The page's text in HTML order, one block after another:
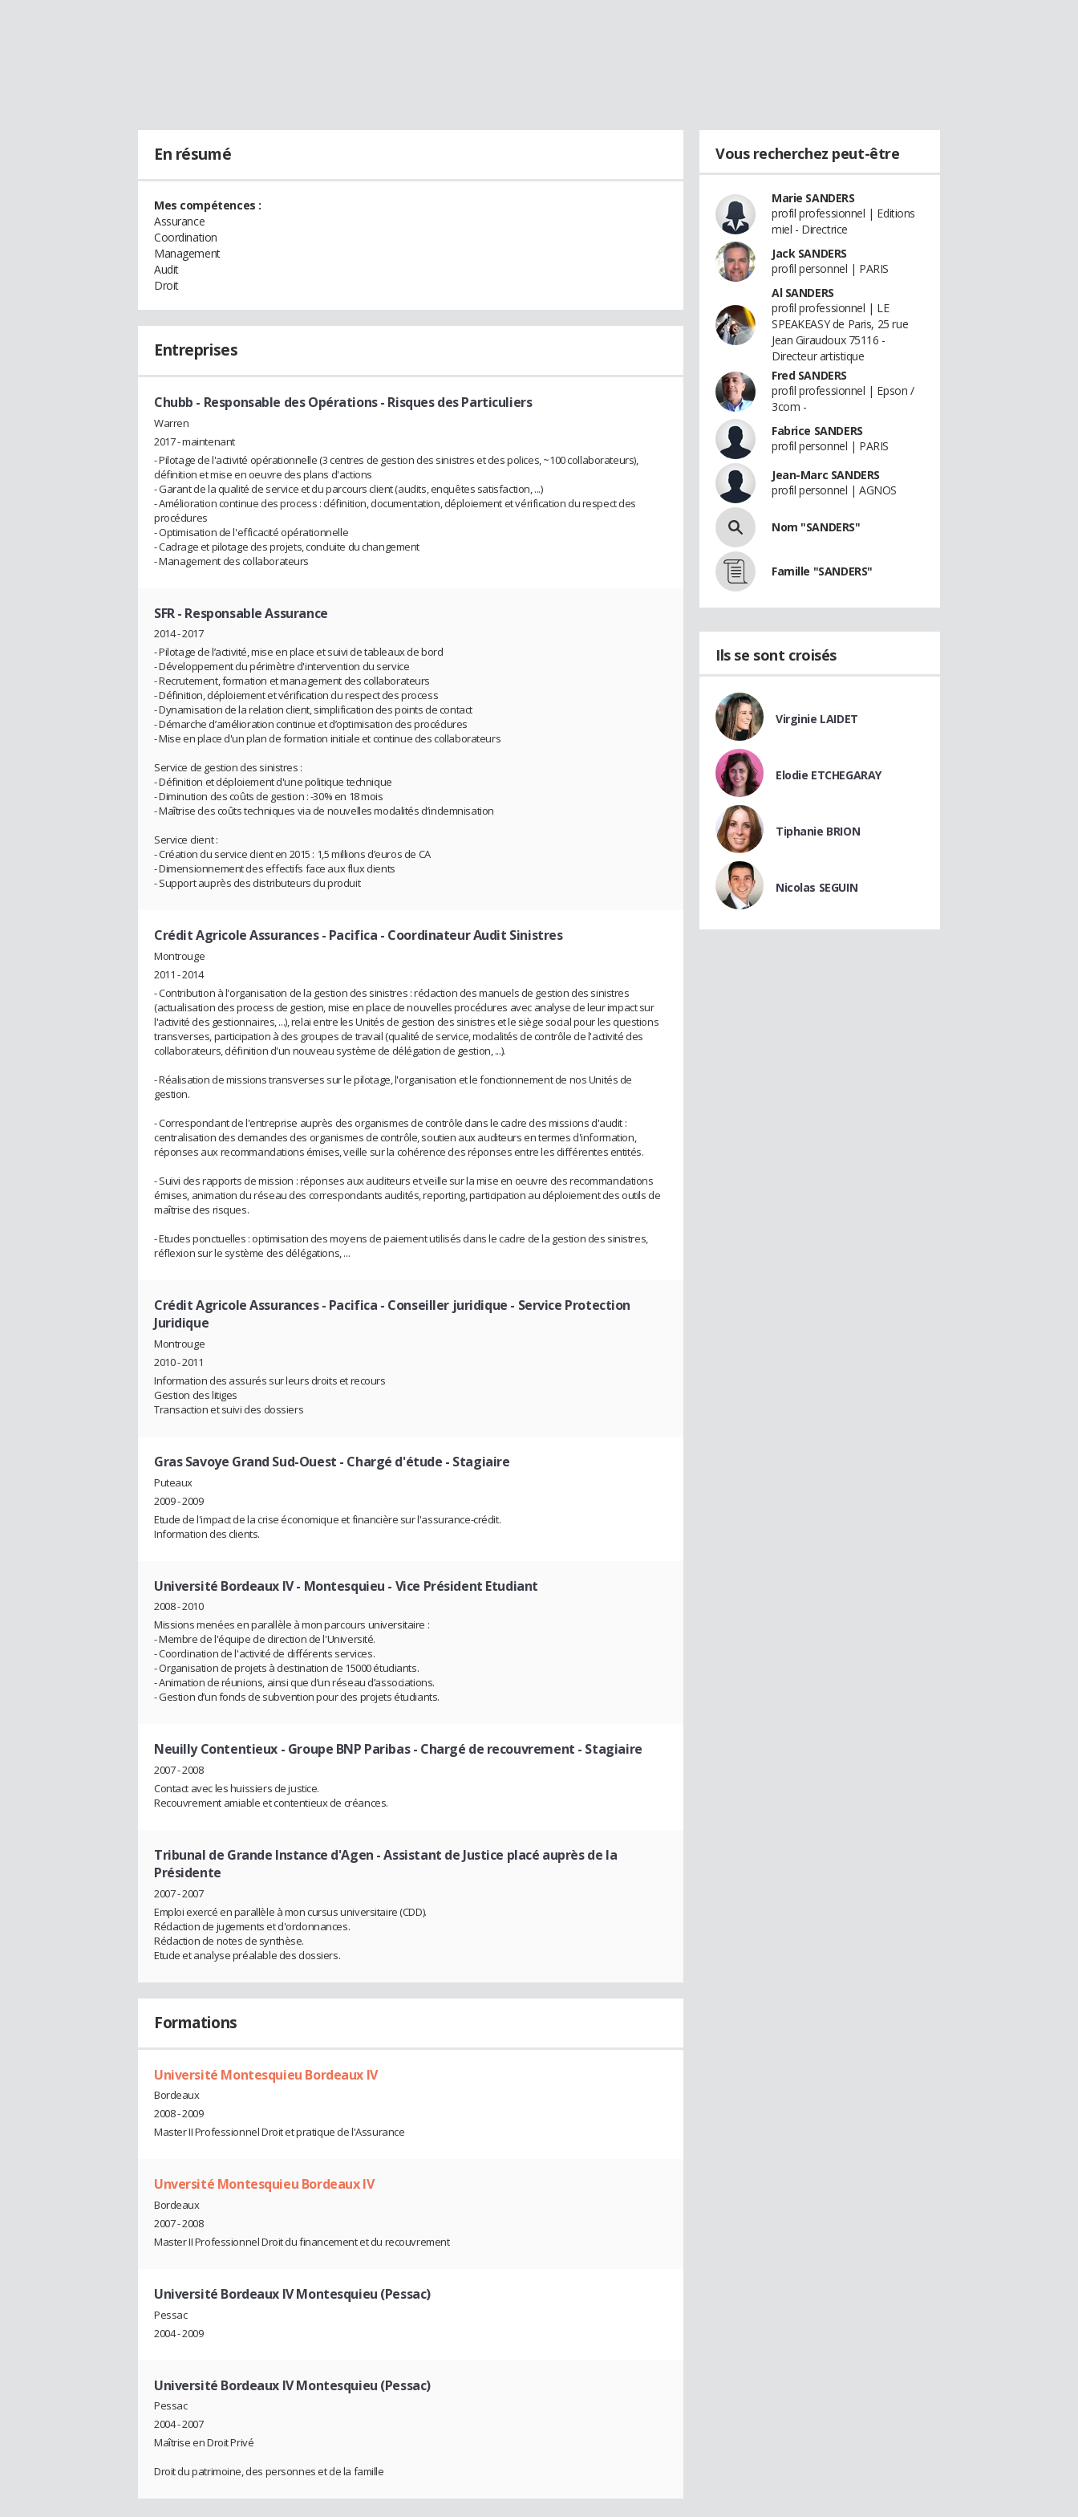
En résumé
Mes compétences :
Assurance
Coordination
Management
Audit
Droit
Entreprises
Chubb - Responsable des Opérations - Risques des Particuliers
Warren
2017 - maintenant
- Pilotage de l'activité opérationnelle (3 centres de gestion des sinistres et des polices, ~100 collaborateurs),
définition et mise en oeuvre des plans d'actions
- Garant de la qualité de service et du parcours client (audits, enquêtes satisfaction, ...)
- Amélioration continue des process : définition, documentation, déploiement et vérification du respect des
procédures
- Optimisation de l'efficacité opérationnelle
- Cadrage et pilotage des projets, conduite du changement
- Management des collaborateurs
SFR- Responsable Assurance
2014 - 2017
- Pilotage de l’activité, mise en place et suivi de tableaux de bord
- Développement du périmètre d'intervention du service
- Recrutement, formation et management des collaborateurs
- Définition, déploiement et vérification du respect des process
- Dynamisation de la relation client, simplification des points de contact
- Démarche d’amélioration continue et d’optimisation des procédures
- Mise en place d'un plan de formation initiale et continue des collaborateurs
Service de gestion des sinistres :
- Définition et déploiement d'une politique technique
- Diminution des coûts de gestion : -30% en 18 mois
- Maîtrise des coûts techniques via de nouvelles modalités d’indemnisation
Service client :
- Création du service client en 2015 : 1,5 millions d’euros de CA
- Dimensionnement des effectifs face aux flux clients
- Support auprès des distributeurs du produit
Crédit Agricole Assurances - Pacifica - Coordinateur Audit Sinistres
Montrouge
2011 - 2014
- Contribution à l'organisation de la gestion des sinistres : rédaction des manuels de gestion des sinistres
(actualisation des process de gestion, mise en place de nouvelles procédures avec analyse de leur impact sur
l'activité des gestionnaires, ...), relai entre les Unités de gestion des sinistres et le siège social pour les questions
transverses, participation à des groupes de travail (qualité de service, modalités de contrôle de l'activité des
collaborateurs, définition d'un nouveau système de délégation de gestion, ...).
- Réalisation de missions transverses sur le pilotage, l'organisation et le fonctionnement de nos Unités de
gestion.
- Correspondant de l'entreprise auprès des organismes de contrôle dans le cadre des missions d'audit :
centralisation des demandes des organismes de contrôle, soutien aux auditeurs en termes d'information,
réponses aux recommandations émises, veille sur la cohérence des réponses entre les différentes entités.
- Suivi des rapports de mission : réponses aux auditeurs et veille sur la mise en oeuvre des recommandations
émises, animation du réseau des correspondants audités, reporting, participation au déploiement des outils de
maîtrise des risques.
- Etudes ponctuelles : optimisation des moyens de paiement utilisés dans le cadre de la gestion des sinistres,
réflexion sur le système des délégations, ...
Crédit Agricole Assurances - Pacifica - Conseiller juridique - Service Protection
Juridique
Montrouge
2010 - 2011
Information des assurés sur leurs droits et recours
Gestion des litiges
Transaction et suivi des dossiers
Gras Savoye Grand Sud-Ouest - Chargé d'étude - Stagiaire
Puteaux
2009 - 2009
Etude de l'impact de la crise économique et financière sur l'assurance-crédit.
Information des clients.
Université Bordeaux IV - Montesquieu - Vice Président Etudiant
2008 - 2010
Missions menées en parallèle à mon parcours universitaire :
- Membre de l'équipe de direction de l'Université.
- Coordination de l'activité de différents services.
- Organisation de projets à destination de 15000 étudiants.
- Animation de réunions, ainsi que d’un réseau d’associations.
- Gestion d’un fonds de subvention pour des projets étudiants.
Neuilly Contentieux - Groupe BNP Paribas- Chargé de recouvrement - Stagiaire
2007 - 2008
Contact avec les huissiers de justice.
Recouvrement amiable et contentieux de créances.
Tribunal de Grande Instance d'Agen - Assistant de Justice placé auprès de la
Présidente
2007 - 2007
Emploi exercé en parallèle à mon cursus universitaire (CDD).
Rédaction de jugements et d'ordonnances.
Rédaction de notes de synthèse.
Etude et analyse préalable des dossiers.
Formations
Université Montesquieu Bordeaux IV
Bordeaux
2008 - 2009
Master II Professionnel Droit et pratique de l'Assurance
Unversité Montesquieu Bordeaux IV
Bordeaux
2007 - 2008
Master II Professionnel Droit du financement et du recouvrement
Université Bordeaux IV Montesquieu (Pessac)
Pessac
2004 - 2009
Université Bordeaux IV Montesquieu (Pessac)
Pessac
2004 - 2007
Maîtrise en Droit Privé
Droit du patrimoine, des personnes et de la famille
Vous recherchez peut-être
Marie SANDERS
profil professionnel | Editions
miel - Directrice
Jack SANDERS
profil personnel | PARIS
Al SANDERS
profil professionnel | LE
SPEAKEASY de Paris, 25 rue
Jean Giraudoux 75116 -
Directeur artistique
Fred SANDERS
profil professionnel | Epson /
3com -
Fabrice SANDERS
profil personnel | PARIS
Jean-Marc SANDERS
profil personnel | AGNOS
Nom "SANDERS"
Famille "SANDERS"
Ils se sont croisés
Virginie LAIDET
Elodie ETCHEGARAY
Tiphanie BRION
Nicolas SEGUIN